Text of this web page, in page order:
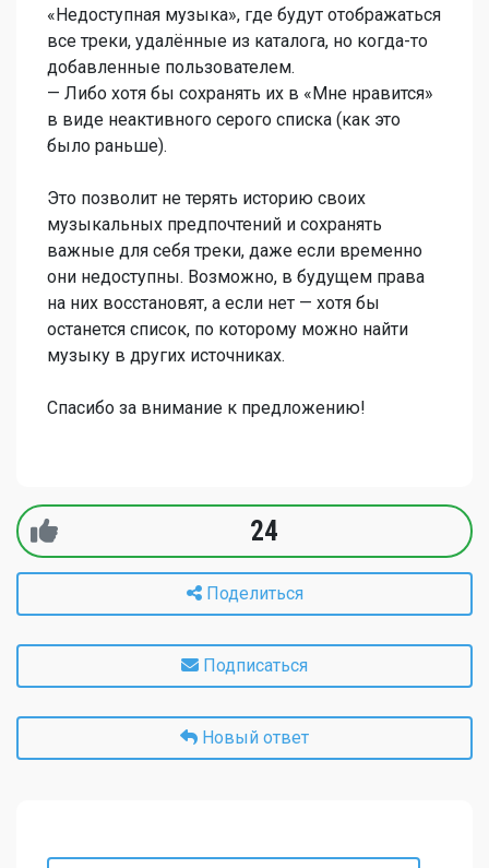
«Недоступная музыка», где будут отображаться
все треки, удалённые из каталога, но когда-то
добавленные пользователем.
— Либо хотя бы сохранять их в «Мне нравится»
в виде неактивного серого списка (как это
было раньше).
Это позволит не терять историю своих
музыкальных предпочтений и сохранять
важные для себя треки, даже если временно
они недоступны. Возможно, в будущем права
на них восстановят, а если нет — хотя бы
останется список, по которому можно найти
музыку в других источниках.
Спасибо за внимание к предложению!
24
Поделиться
Подписаться
Новый ответ